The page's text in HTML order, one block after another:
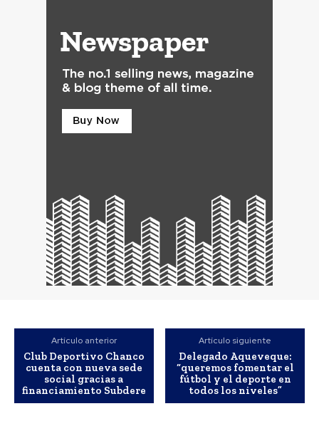
Artículo anterior
Club Deportivo Chanco
cuenta con nueva sede
social gracias a
financiamiento Subdere
Artículo siguiente
Delegado Aqueveque:
“queremos fomentar el
fútbol y el deporte en
todos los niveles”